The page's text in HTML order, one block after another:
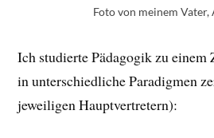
Foto von meinem Vater,
Ich studierte Pädagogik zu einem
in unterschiedliche Paradigmen
jeweiligen Hauptvertretern):